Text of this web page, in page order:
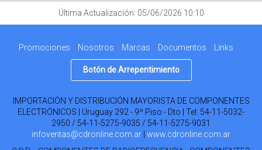
Última Actualización: 05/06/2026 10:10
Promociones Nosotros Marcas Documentos Links
Botón de Arrepentimiento
IMPORTACIÓN Y DISTRIBUCIÓN MAYORISTA DE COMPONENTES
ELECTRÓNICOS | Uruguay 292 - 9º Piso - Dto | Tel: 54-11-5032-
2950 / 54-11-5275-9035 / 54-11-5275-9031
infoventas@cdronline.com.ar www.cdronline.com.ar